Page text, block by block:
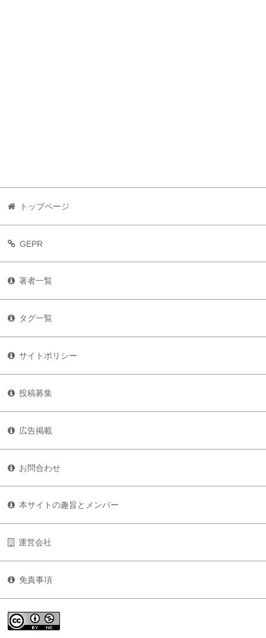
トップページ
GEPR
著者一覧
タグ一覧
サイトポリシー
投稿募集
広告掲載
お問合わせ
本サイトの趣旨とメンバー
運営会社
免責事項